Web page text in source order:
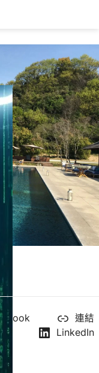
連結
LinkedIn